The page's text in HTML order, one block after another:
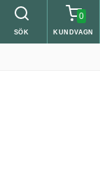
SÖK
0
KUNDVAGN